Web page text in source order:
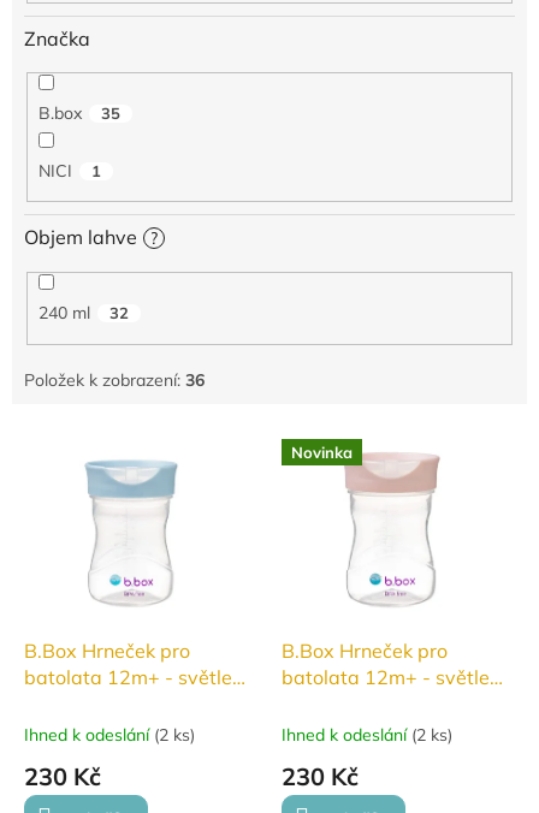
Značka
B.box 35
NICI 1
Objem lahve ?
240 ml 32
Položek k zobrazení: 36
B.Box Hrneček pro
batolata 12m+ - světle
Ihned k odeslání (2 ks)
230 Kč
Novinka
B.Box Hrneček pro
batolata 12m+ - světle
Ihned k odeslání (2 ks)
230 Kč